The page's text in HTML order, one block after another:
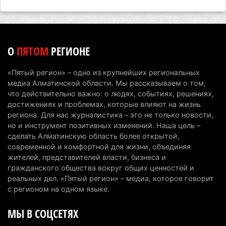
директора по коммуникациям
Партия «Әділет» предложила превратить
рабочих мест
4 августа 2026 г. 15:11 150
В Алматинской области назначили нового
председателя административного суда
4 августа 2026 г. 14:29
В Алматинской области второй день не могут
потушить пожар в Аксайском ущелье
4 августа 2026 г. 13:02
В Алматы приостановили лицензии 350
строительным компаниям
ОПЯТОМ РЕГИОНЕ
«Пятый регион» – одно из крупнейших региональных
медиа Алматинской области. Мы рассказываем о том,
что действительно важно: о людях, событиях, решениях,
достижениях и проблемах, которые влияют на жизнь
региона. Для нас журналистика – это не только новости,
но и инструмент позитивных изменений. Наша цель –
сделать Алматинскую область более открытой,
современной и комфортной для жизни, объединяя
жителей, представителей власти, бизнеса и
гражданского общества вокруг общих ценностей и
реальных дел. «Пятый регион» – медиа, которое говорит
с регионом на одном языке.
МЫ В СОЦСЕТЯХ